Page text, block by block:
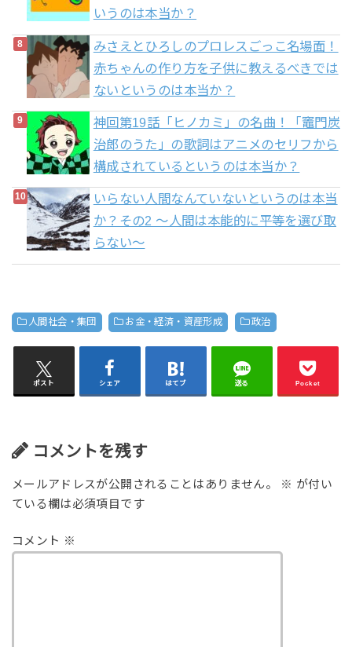
いうのは本当か？
みさえとひろしのプロレスごっこ名場面！
赤ちゃんの作り方を子供に教えるべきでは
ないというのは本当か？
神回第19話「ヒノカミ」の名曲！「竈門炭
治郎のうた」の歌詞はアニメのセリフから
構成されているというのは本当か？
いらない人間なんていないというのは本当
か？その2 〜人間は本能的に平等を選び取
らない〜
人間社会・集団 お金・経済・資産形成 政治
ポスト シェア はてブ 送る Pocket
コメントを残す
メールアドレスが公開されることはありません。 ※ が付い
ている欄は必須項目です
コメント ※